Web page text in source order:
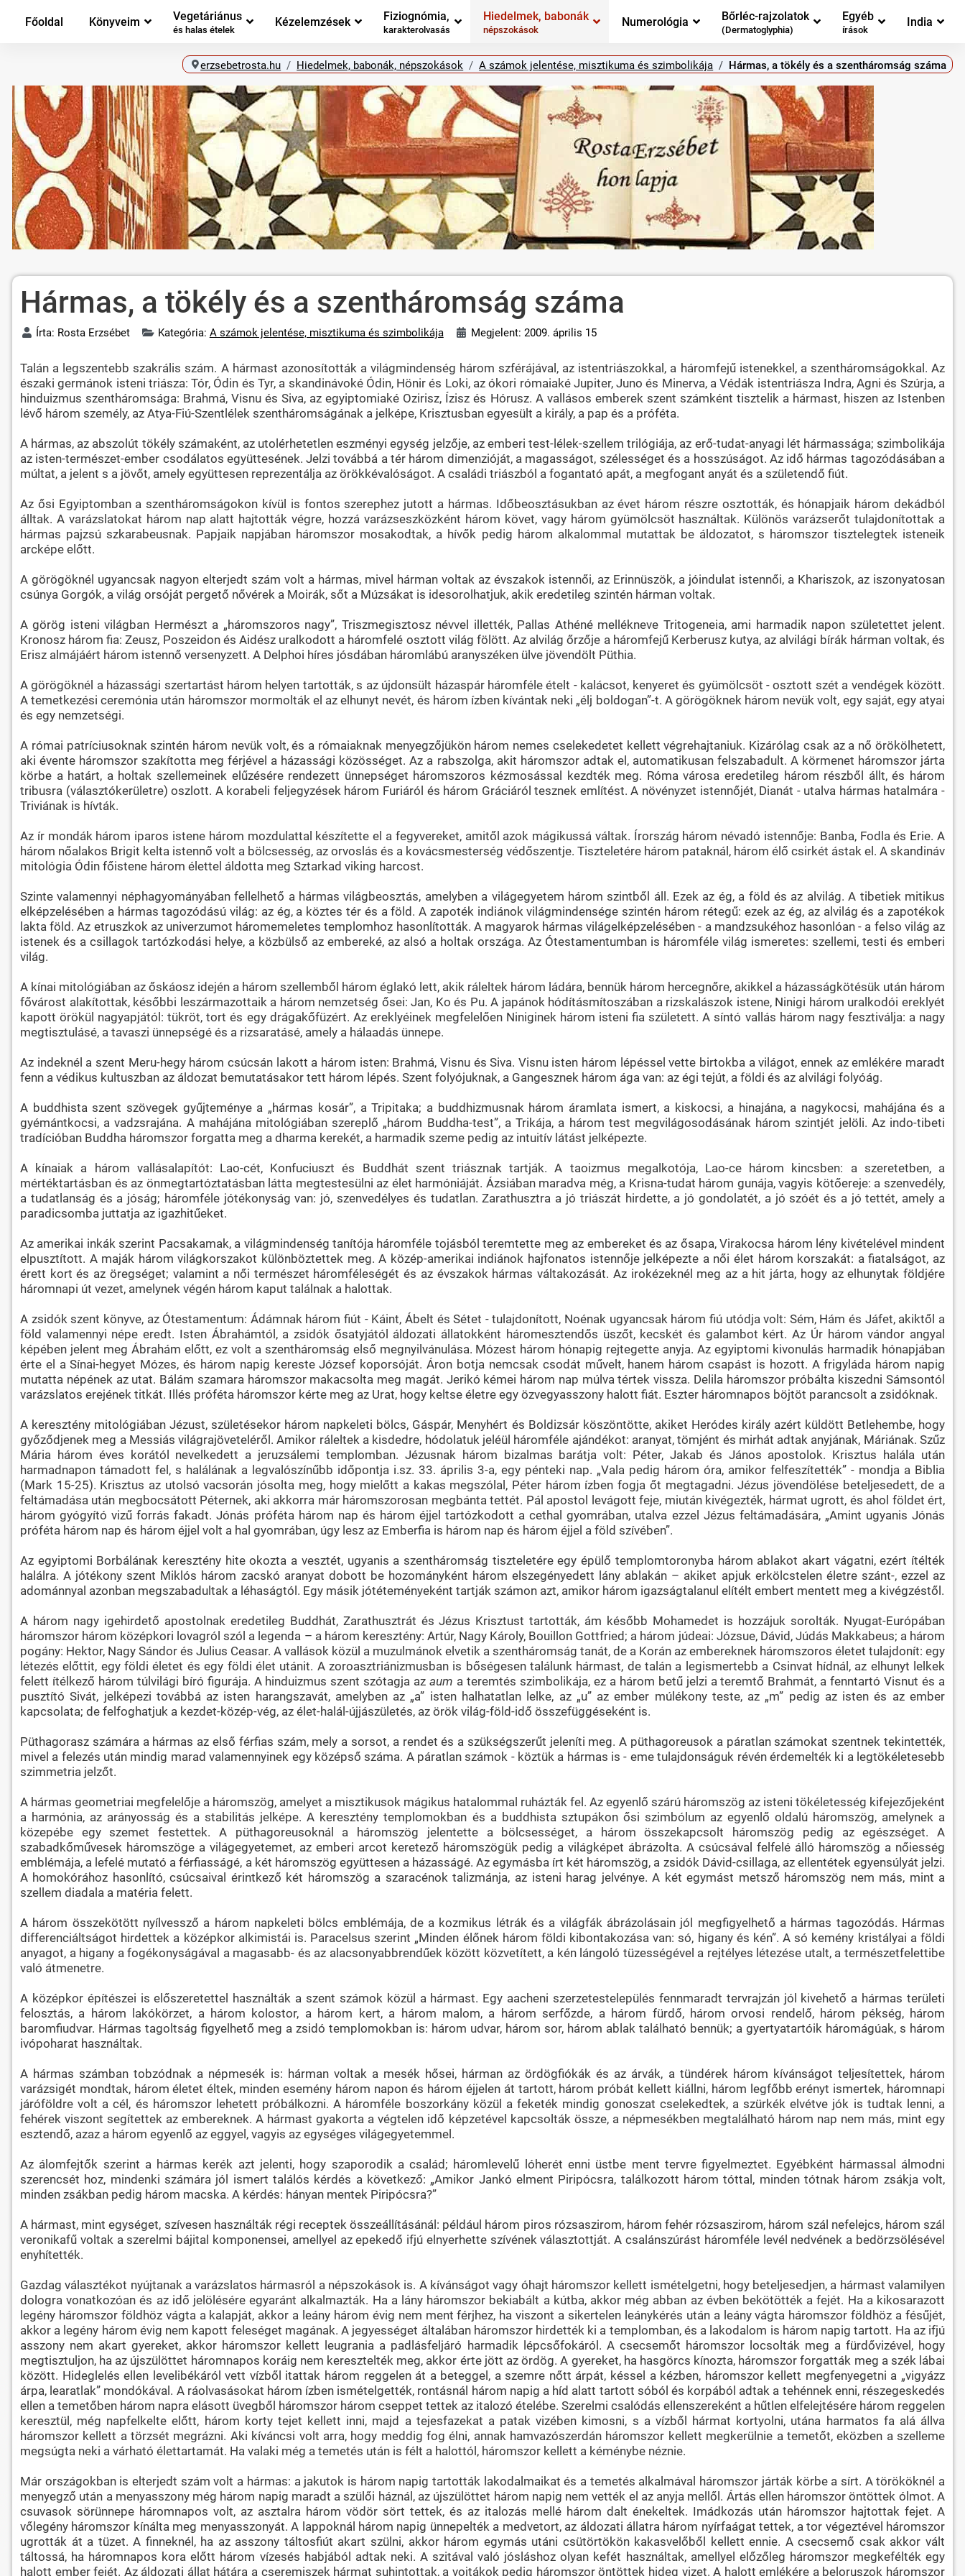
Főoldal Könyveim Vegetáriánus
és halas ételek
Kézelemzések Fiziognómia,
karakterolvasás
Hiedelmek, babonák
népszokások
Numerológia Bőrléc-rajzolatok
(Dermatoglyphia)
Egyéb
írások
India
erzsebetrosta.hu Hiedelmek, babonák, népszokások A számok jelentése, misztikuma és szimbolikája Hármas, a tökély és a szentháromság száma
Hármas, a tökély és a szentháromság száma
Írta: Rosta Erzsébet Kategória: A számok jelentése, misztikuma és szimbolikája Megjelent: 2009. április 15
Talán a legszentebb szakrális szám. A hármast azonosították a világmindenség három szférájával, az istentriászokkal, a háromfejű istenekkel, a szentháromságokkal. Az
északi germánok isteni triásza: Tór, Ódin és Tyr, a skandinávoké Ódin, Hönir és Loki, az ókori rómaiaké Jupiter, Juno és Minerva, a Védák istentriásza Indra, Agni és Szúrja, a
hinduizmus szentháromsága: Brahmá, Visnu és Siva, az egyiptomiaké Ozirisz, Ízisz és Hórusz. A vallásos emberek szent számként tisztelik a hármast, hiszen az Istenben
lévő három személy, az Atya-Fiú-Szentlélek szentháromságának a jelképe, Krisztusban egyesült a király, a pap és a próféta.
A hármas, az abszolút tökély számaként, az utolérhetetlen eszményi egység jelzője, az emberi test-lélek-szellem trilógiája, az erő-tudat-anyagi lét hármassága; szimbolikája
az isten-természet-ember csodálatos együttesének. Jelzi továbbá a tér három dimenzióját, a magasságot, szélességet és a hosszúságot. Az idő hármas tagozódásában a
múltat, a jelent s a jövőt, amely együttesen reprezentálja az örökkévalóságot. A családi triászból a fogantató apát, a megfogant anyát és a születendő fiút.
Az ősi Egyiptomban a szentháromságokon kívül is fontos szerephez jutott a hármas. Időbeosztásukban az évet három részre osztották, és hónapjaik három dekádból
álltak. A varázslatokat három nap alatt hajtották végre, hozzá varázseszközként három követ, vagy három gyümölcsöt használtak. Különös varázserőt tulajdonítottak a
hármas pajzsú szkarabeusnak. Papjaik napjában háromszor mosakodtak, a hívők pedig három alkalommal mutattak be áldozatot, s háromszor tisztelegtek isteneik
arcképe előtt.
A görögöknél ugyancsak nagyon elterjedt szám volt a hármas, mivel hárman voltak az évszakok istennői, az Erinnüszök, a jóindulat istennői, a Khariszok, az iszonyatosan
csúnya Gorgók, a világ orsóját pergető nővérek a Moirák, sőt a Múzsákat is idesorolhatjuk, akik eredetileg szintén hárman voltak.
A görög isteni világban Hermészt a „háromszoros nagy”, Triszmegisztosz névvel illették, Pallas Athéné mellékneve Tritogeneia, ami harmadik napon születettet jelent.
Kronosz három fia: Zeusz, Poszeidon és Aidész uralkodott a háromfelé osztott világ fölött. Az alvilág őrzője a háromfejű Kerberusz kutya, az alvilági bírák hárman voltak, és
Erisz almájáért három istennő versenyzett. A Delphoi híres jósdában háromlábú aranyszéken ülve jövendölt Püthia.
A görögöknél a házassági szertartást három helyen tartották, s az újdonsült házaspár háromféle ételt - kalácsot, kenyeret és gyümölcsöt - osztott szét a vendégek között.
A temetkezési ceremónia után háromszor mormolták el az elhunyt nevét, és három ízben kívántak neki „élj boldogan”-t. A görögöknek három nevük volt, egy saját, egy atyai
és egy nemzetségi.
A római patríciusoknak szintén három nevük volt, és a rómaiaknak menyegzőjükön három nemes cselekedetet kellett végrehajtaniuk. Kizárólag csak az a nő örökölhetett,
aki évente háromszor szakította meg férjével a házassági közösséget. Az a rabszolga, akit háromszor adtak el, automatikusan felszabadult. A körmenet háromszor járta
körbe a határt, a holtak szellemeinek elűzésére rendezett ünnepséget háromszoros kézmosással kezdték meg. Róma városa eredetileg három részből állt, és három
tribusra (választókerületre) oszlott. A korabeli feljegyzések három Furiáról és három Gráciáról tesznek említést. A növényzet istennőjét, Dianát - utalva hármas hatalmára -
Triviának is hívták.
Az ír mondák három iparos istene három mozdulattal készítette el a fegyvereket, amitől azok mágikussá váltak. Írország három névadó istennője: Banba, Fodla és Erie. A
három nőalakos Brigit kelta istennő volt a bölcsesség, az orvoslás és a kovácsmesterség védőszentje. Tiszteletére három pataknál, három élő csirkét ástak el. A skandináv
mitológia Ódin főistene három élettel áldotta meg Sztarkad viking harcost.
Szinte valamennyi néphagyományában fellelhető a hármas világbeosztás, amelyben a világegyetem három szintből áll. Ezek az ég, a föld és az alvilág. A tibetiek mitikus
elképzelésében a hármas tagozódású világ: az ég, a köztes tér és a föld. A zapoték indiánok világmindensége szintén három rétegű: ezek az ég, az alvilág és a zapotékok
lakta föld. Az etruszkok az univerzumot háromemeletes templomhoz hasonlították. A magyarok hármas világelképzelésében - a mandzsukéhoz hasonlóan - a felso világ az
istenek és a csillagok tartózkodási helye, a közbülső az embereké, az alsó a holtak országa. Az Ótestamentumban is háromféle világ ismeretes: szellemi, testi és emberi
világ.
A kínai mitológiában az őskáosz idején a három szellemből három églakó lett, akik ráleltek három ládára, bennük három hercegnőre, akikkel a házasságkötésük után három
fővárost alakítottak, későbbi leszármazottaik a három nemzetség ősei: Jan, Ko és Pu. A japánok hódításmítoszában a rizskalászok istene, Ninigi három uralkodói ereklyét
kapott örökül nagyapjától: tükröt, tort és egy drágakőfüzért. Az ereklyéinek megfelelően Niniginek három isteni fia született. A síntó vallás három nagy fesztiválja: a nagy
megtisztulásé, a tavaszi ünnepségé és a rizsaratásé, amely a hálaadás ünnepe.
Az indeknél a szent Meru-hegy három csúcsán lakott a három isten: Brahmá, Visnu és Siva. Visnu isten három lépéssel vette birtokba a világot, ennek az emlékére maradt
fenn a védikus kultuszban az áldozat bemutatásakor tett három lépés. Szent folyójuknak, a Gangesznek három ága van: az égi tejút, a földi és az alvilági folyóág.
A buddhista szent szövegek gyűjteménye a „hármas kosár”, a Tripitaka; a buddhizmusnak három áramlata ismert, a kiskocsi, a hinajána, a nagykocsi, mahájána és a
gyémántkocsi, a vadzsrajána. A mahájána mitológiában szereplő „három Buddha-test”, a Trikája, a három test megvilágosodásának három szintjét jelöli. Az indo-tibeti
tradícióban Buddha háromszor forgatta meg a dharma kerekét, a harmadik szeme pedig az intuitív látást jelképezte.
A kínaiak a három vallásalapítót: Lao-cét, Konfuciuszt és Buddhát szent triásznak tartják. A taoizmus megalkotója, Lao-ce három kincsben: a szeretetben, a
mértéktartásban és az önmegtartóztatásban látta megtestesülni az élet harmóniáját. Ázsiában maradva még, a Krisna-tudat három gunája, vagyis kötőereje: a szenvedély,
a tudatlanság és a jóság; háromféle jótékonyság van: jó, szenvedélyes és tudatlan. Zarathusztra a jó triászát hirdette, a jó gondolatét, a jó szóét és a jó tettét, amely a
paradicsomba juttatja az igazhitűeket.
Az amerikai inkák szerint Pacsakamak, a világmindenség tanítója háromféle tojásból teremtette meg az embereket és az ősapa, Virakocsa három lény kivételével mindent
elpusztított. A maják három világkorszakot különböztettek meg. A közép-amerikai indiánok hajfonatos istennője jelképezte a női élet három korszakát: a fiatalságot, az
érett kort és az öregséget; valamint a női természet háromféleségét és az évszakok hármas váltakozását. Az irokézeknél meg az a hit járta, hogy az elhunytak földjére
háromnapi út vezet, amelynek végén három kaput találnak a halottak.
A zsidók szent könyve, az Ótestamentum: Ádámnak három fiút - Káint, Ábelt és Sétet - tulajdonított, Noénak ugyancsak három fiú utódja volt: Sém, Hám és Jáfet, akiktől a
föld valamennyi népe eredt. Isten Ábrahámtól, a zsidók ősatyjától áldozati állatokként háromesztendős üszőt, kecskét és galambot kért. Az Úr három vándor angyal
képében jelent meg Ábrahám előtt, ez volt a szentháromság első megnyilvánulása. Mózest három hónapig rejtegette anyja. Az egyiptomi kivonulás harmadik hónapjában
érte el a Sínai-hegyet Mózes, és három napig kereste József koporsóját. Áron botja nemcsak csodát művelt, hanem három csapást is hozott. A frigyláda három napig
mutatta népének az utat. Bálám szamara háromszor makacsolta meg magát. Jerikó kémei három nap múlva tértek vissza. Delila háromszor próbálta kiszedni Sámsontól
varázslatos erejének titkát. Illés próféta háromszor kérte meg az Urat, hogy keltse életre egy özvegyasszony halott fiát. Eszter háromnapos böjtöt parancsolt a zsidóknak.
A keresztény mitológiában Jézust, születésekor három napkeleti bölcs, Gáspár, Menyhért és Boldizsár köszöntötte, akiket Heródes király azért küldött Betlehembe, hogy
győződjenek meg a Messiás világrajöveteléről. Amikor ráleltek a kisdedre, hódolatuk jeléül háromféle ajándékot: aranyat, tömjént és mirhát adtak anyjának, Máriának. Szűz
Mária három éves korától nevelkedett a jeruzsálemi templomban. Jézusnak három bizalmas barátja volt: Péter, Jakab és János apostolok. Krisztus halála után
harmadnapon támadott fel, s halálának a legvalószínűbb időpontja i.sz. 33. április 3-a, egy pénteki nap. „Vala pedig három óra, amikor felfeszítették” - mondja a Biblia
(Mark 15-25). Krisztus az utolsó vacsorán jósolta meg, hogy mielőtt a kakas megszólal, Péter három ízben fogja őt megtagadni. Jézus jövendölése beteljesedett, de a
feltámadása után megbocsátott Péternek, aki akkorra már háromszorosan megbánta tettét. Pál apostol levágott feje, miután kivégezték, hármat ugrott, és ahol földet ért,
három gyógyító vizű forrás fakadt. Jónás próféta három nap és három éjjel tartózkodott a cethal gyomrában, utalva ezzel Jézus feltámadására, „Amint ugyanis Jónás
próféta három nap és három éjjel volt a hal gyomrában, úgy lesz az Emberfia is három nap és három éjjel a föld szívében”.
Az egyiptomi Borbálának keresztény hite okozta a vesztét, ugyanis a szentháromság tiszteletére egy épülő templomtoronyba három ablakot akart vágatni, ezért ítélték
halálra. A jótékony szent Miklós három zacskó aranyat dobott be hozományként három elszegényedett lány ablakán – akiket apjuk erkölcstelen életre szánt-, ezzel az
adománnyal azonban megszabadultak a léhaságtól. Egy másik jótéteményeként tartják számon azt, amikor három igazságtalanul elítélt embert mentett meg a kivégzéstől.
A három nagy igehirdető apostolnak eredetileg Buddhát, Zarathusztrát és Jézus Krisztust tartották, ám később Mohamedet is hozzájuk sorolták. Nyugat-Európában
háromszor három középkori lovagról szól a legenda – a három keresztény: Artúr, Nagy Károly, Bouillon Gottfried; a három júdeai: Józsue, Dávid, Júdás Makkabeus; a három
pogány: Hektor, Nagy Sándor és Julius Ceasar. A vallások közül a muzulmánok elvetik a szentháromság tanát, de a Korán az embereknek háromszoros életet tulajdonít: egy
létezés előttit, egy földi életet és egy földi élet utánit. A zoroasztriánizmusban is bőségesen találunk hármast, de talán a legismertebb a Csinvat hídnál, az elhunyt lelkek
felett ítélkező három túlvilági bíró figurája. A hinduizmus szent szótagja azaum a teremtés szimbolikája, ez a három betű jelzi a teremtő Brahmát, a fenntartó Visnut és a
pusztító Sivát, jelképezi továbbá az isten harangszavát, amelyben az „a” isten halhatatlan lelke, az „u” az ember múlékony teste, az „m” pedig az isten és az ember
kapcsolata; de felfoghatjuk a kezdet-közép-vég, az élet-halál-újjászületés, az örök világ-föld-idő összefüggéseként is.
Püthagorasz számára a hármas az első férfias szám, mely a sorsot, a rendet és a szükségszerűt jeleníti meg. A püthagoreusok a páratlan számokat szentnek tekintették,
mivel a felezés után mindig marad valamennyinek egy középső száma. A páratlan számok - köztük a hármas is - eme tulajdonságuk révén érdemelték ki a legtökéletesebb
szimmetria jelzőt.
A hármas geometriai megfelelője a háromszög, amelyet a misztikusok mágikus hatalommal ruházták fel. Az egyenlő szárú háromszög az isteni tökéletesség kifejezőjeként
a harmónia, az arányosság és a stabilitás jelképe. A keresztény templomokban és a buddhista sztupákon ősi szimbólum az egyenlő oldalú háromszög, amelynek a
közepébe egy szemet festettek. A püthagoreusoknál a háromszög jelentette a bölcsességet, a három összekapcsolt háromszög pedig az egészséget. A
szabadkőművesek háromszöge a világegyetemet, az emberi arcot keretező háromszögük pedig a világképet ábrázolta. A csúcsával felfelé álló háromszög a nőiesség
emblémája, a lefelé mutató a férfiasságé, a két háromszög együttesen a házasságé. Az egymásba írt két háromszög, a zsidók Dávid-csillaga, az ellentétek egyensúlyát jelzi.
A homokórához hasonlító, csúcsaival érintkező két háromszög a szaracénok talizmánja, az isteni harag jelvénye. A két egymást metsző háromszög nem más, mint a
szellem diadala a matéria felett.
A három összekötött nyílvessző a három napkeleti bölcs emblémája, de a kozmikus létrák és a világfák ábrázolásain jól megfigyelhető a hármas tagozódás. Hármas
differenciáltságot hirdettek a középkor alkimistái is. Paracelsus szerint „Minden élőnek három földi kibontakozása van: só, higany és kén”. A só kemény kristályai a földi
anyagot, a higany a fogékonyságával a magasabb- és az alacsonyabbrendűek között közvetített, a kén lángoló tüzességével a rejtélyes létezése utalt, a természetfelettibe
való átmenetre.
A középkor építészei is előszeretettel használták a szent számok közül a hármast. Egy aacheni szerzetestelepülés fennmaradt tervrajzán jól kivehető a hármas területi
felosztás, a három lakókörzet, a három kolostor, a három kert, a három malom, a három serfőzde, a három fürdő, három orvosi rendelő, három pékség, három
baromfiudvar. Hármas tagoltság figyelhető meg a zsidó templomokban is: három udvar, három sor, három ablak található bennük; a gyertyatartóik háromágúak, s három
ivópoharat használtak.
A hármas számban tobzódnak a népmesék is: hárman voltak a mesék hősei, hárman az ördögfiókák és az árvák, a tündérek három kívánságot teljesítettek, három
varázsigét mondtak, három életet éltek, minden esemény három napon és három éjjelen át tartott, három próbát kellett kiállni, három legfőbb erényt ismertek, háromnapi
járóföldre volt a cél, és háromszor lehetett próbálkozni. A háromféle boszorkány közül a feketék mindig gonoszat cselekedtek, a szürkék elvétve jók is tudtak lenni, a
fehérek viszont segítettek az embereknek. A hármast gyakorta a végtelen idő képzetével kapcsolták össze, a népmesékben megtalálható három nap nem más, mint egy
esztendő, azaz a három egyenlő az eggyel, vagyis az egységes világegyetemmel.
Az álomfejtők szerint a hármas kerék azt jelenti, hogy szaporodik a család; háromlevelű lóherét enni üstbe ment tervre figyelmeztet. Egyébként hármassal álmodni
szerencsét hoz, mindenki számára jól ismert találós kérdés a következő: „Amikor Jankó elment Piripócsra, találkozott három tóttal, minden tótnak három zsákja volt,
minden zsákban pedig három macska. A kérdés: hányan mentek Piripócsra?”
A hármast, mint egységet, szívesen használták régi receptek összeállításánál: például három piros rózsaszirom, három fehér rózsaszirom, három szál nefelejcs, három szál
veronikafű voltak a szerelmi bájital komponensei, amellyel az epekedő ifjú elnyerhette szívének választottját. A csalánszúrást háromféle levél nedvének a bedörzsölésével
enyhítették.
Gazdag választékot nyújtanak a varázslatos hármasról a népszokások is. A kívánságot vagy óhajt háromszor kellett ismételgetni, hogy beteljesedjen, a hármast valamilyen
dologra vonatkozóan és az idő jelölésére egyaránt alkalmazták. Ha a lány háromszor bekiabált a kútba, akkor még abban az évben bekötötték a fejét. Ha a kikosarazott
legény háromszor földhöz vágta a kalapját, akkor a leány három évig nem ment férjhez, ha viszont a sikertelen leánykérés után a leány vágta háromszor földhöz a fésűjét,
akkor a legény három évig nem kapott feleséget magának. A jegyességet általában háromszor hirdették ki a templomban, és a lakodalom is három napig tartott. Ha az ifjú
asszony nem akart gyereket, akkor háromszor kellett leugrania a padlásfeljáró harmadik lépcsőfokáról. A csecsemőt háromszor locsolták meg a fürdővizével, hogy
megtisztuljon, ha az újszülöttet háromnapos koráig nem keresztelték meg, akkor érte jött az ördög. A gyereket, ha hasgörcs kínozta, háromszor forgatták meg a szék lábai
között. Hideglelés ellen levelibékáról vett vízből itattak három reggelen át a beteggel, a szemre nőtt árpát, késsel a kézben, háromszor kellett megfenyegetni a „vigyázz
árpa, learatlak” mondókával. A ráolvasásokat három ízben ismételgették, rontásnál három napig a híd alatt tartott sóból és korpából adtak a tehénnek enni, részegeskedés
ellen a temetőben három napra elásott üvegből háromszor három cseppet tettek az italozó ételébe. Szerelmi csalódás ellenszereként a hűtlen elfelejtésére három reggelen
keresztül, még napfelkelte előtt, három korty tejet kellett inni, majd a tejesfazekat a patak vizében kimosni, s a vízből hármat kortyolni, utána harmatos fa alá állva
háromszor kellett a törzsét megrázni. Aki kíváncsi volt arra, hogy meddig fog élni, annak hamvazószerdán háromszor kellett megkerülnie a temetőt, eközben a szelleme
megsúgta neki a várható élettartamát. Ha valaki még a temetés után is félt a halottól, háromszor kellett a kéménybe néznie.
Már országokban is elterjedt szám volt a hármas: a jakutok is három napig tartották lakodalmaikat és a temetés alkalmával háromszor járták körbe a sírt. A törököknél a
menyegző után a menyasszony még három napig maradt a szülői háznál, az újszülöttet három napig nem vették el az anyja mellől. Ártás ellen háromszor öntöttek ólmot. A
csuvasok sörünnepe háromnapos volt, az asztalra három vödör sört tettek, és az italozás mellé három dalt énekeltek. Imádkozás után háromszor hajtottak fejet. A
vőlegény háromszor kínálta meg menyasszonyát. A lappoknál három napig ünnepelték a medvetort, az áldozati állatra három nyírfaágat tettek, a tor végeztével háromszor
ugrották át a tüzet. A finneknél, ha az asszony táltosfiút akart szülni, akkor három egymás utáni csütörtökön kakasvelőből kellett ennie. A csecsemő csak akkor vált
táltossá, ha háromnapos kora előtt három vízesés habjából adtak neki. A szitával való jósláshoz olyan kefét használtak, amellyel előzőleg háromszor megkefélték egy
halott ember fejét. Az áldozati állat hátára a cseremiszek hármat suhintottak, a vojtákok pedig háromszor öntöttek hideg vizet. A halott emlékére a beloruszok háromszor